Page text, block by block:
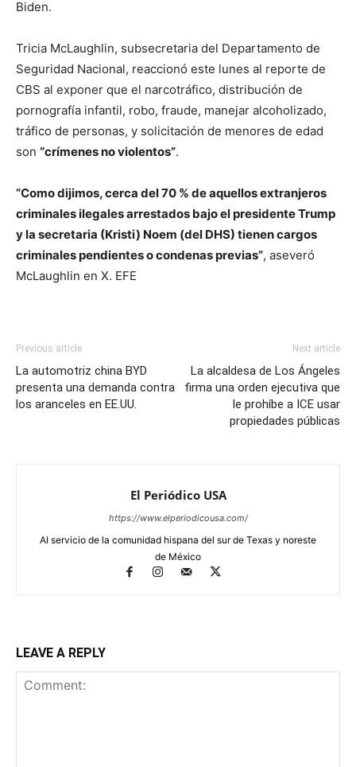
Biden.
Tricia McLaughlin, subsecretaria del Departamento de
Seguridad Nacional, reaccionó este lunes al reporte de
CBS al exponer que el narcotráfico, distribución de
pornografía infantil, robo, fraude, manejar alcoholizado,
tráfico de personas, y solicitación de menores de edad
son “crímenes no violentos”.
“Como dijimos, cerca del 70 % de aquellos extranjeros
criminales ilegales arrestados bajo el presidente Trump
y la secretaria (Kristi) Noem (del DHS) tienen cargos
criminales pendientes o condenas previas”, aseveró
McLaughlin en X. EFE
Previous article
La automotriz china BYD
presenta una demanda contra
los aranceles en EE.UU.
Next article
La alcaldesa de Los Ángeles
firma una orden ejecutiva que
le prohíbe a ICE usar
propiedades públicas
El Periódico USA
https://www.elperiodicousa.com/
Al servicio de la comunidad hispana del sur de Texas y noreste
de México
LEAVE A REPLY